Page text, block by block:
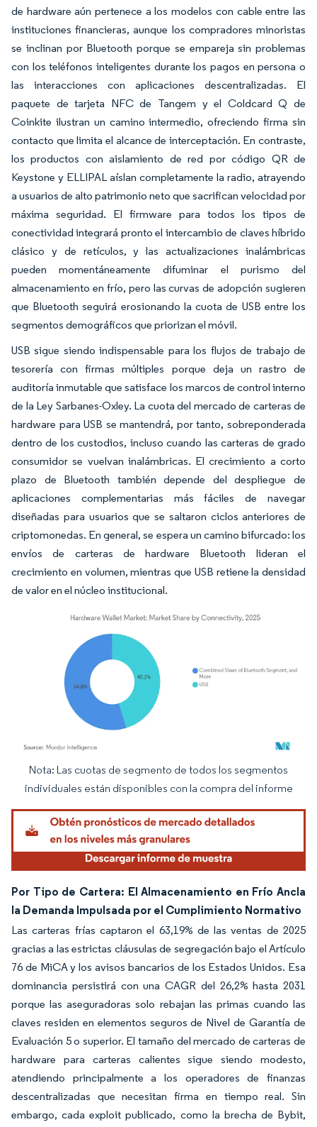
de hardware aún pertenece a los modelos con cable entre las
instituciones financieras, aunque los compradores minoristas
se inclinan por Bluetooth porque se empareja sin problemas
con los teléfonos inteligentes durante los pagos en persona o
las interacciones con aplicaciones descentralizadas. El
paquete de tarjeta NFC de Tangem y el Coldcard Q de
Coinkite ilustran un camino intermedio, ofreciendo firma sin
contacto que limita el alcance de interceptación. En contraste,
los productos con aislamiento de red por código QR de
Keystone y ELLIPAL aíslan completamente la radio, atrayendo
a usuarios de alto patrimonio neto que sacrifican velocidad por
máxima seguridad. El firmware para todos los tipos de
conectividad integrará pronto el intercambio de claves híbrido
clásico y de retículos, y las actualizaciones inalámbricas
pueden momentáneamente difuminar el purismo del
almacenamiento en frío, pero las curvas de adopción sugieren
que Bluetooth seguirá erosionando la cuota de USB entre los
segmentos demográficos que priorizan el móvil.
USB sigue siendo indispensable para los flujos de trabajo de
tesorería con firmas múltiples porque deja un rastro de
auditoría inmutable que satisface los marcos de control interno
de la Ley Sarbanes-Oxley. La cuota del mercado de carteras de
hardware para USB se mantendrá, por tanto, sobreponderada
dentro de los custodios, incluso cuando las carteras de grado
consumidor se vuelvan inalámbricas. El crecimiento a corto
plazo de Bluetooth también depende del despliegue de
aplicaciones complementarias más fáciles de navegar
diseñadas para usuarios que se saltaron ciclos anteriores de
criptomonedas. En general, se espera un camino bifurcado: los
envíos de carteras de hardware Bluetooth lideran el
crecimiento en volumen, mientras que USB retiene la densidad
de valor en el núcleo institucional.
Imagen © Mordor Intelligence. El uso requiere atribución según CC BY 4.0.
Nota: Las cuotas de segmento de todos los segmentos
individuales están disponibles con la compra del informe
Por Tipo de Cartera: El Almacenamiento en Frío Ancla
la Demanda Impulsada por el Cumplimiento Normativo
Las carteras frías captaron el 63,19% de las ventas de 2025
gracias a las estrictas cláusulas de segregación bajo el Artículo
76 de MiCA y los avisos bancarios de los Estados Unidos. Esa
dominancia persistirá con una CAGR del 26,2% hasta 2031
porque las aseguradoras solo rebajan las primas cuando las
claves residen en elementos seguros de Nivel de Garantía de
Evaluación 5 o superior. El tamaño del mercado de carteras de
hardware para carteras calientes sigue siendo modesto,
atendiendo principalmente a los operadores de finanzas
descentralizadas que necesitan firma en tiempo real. Sin
embargo, cada exploit publicado, como la brecha de Bybit,